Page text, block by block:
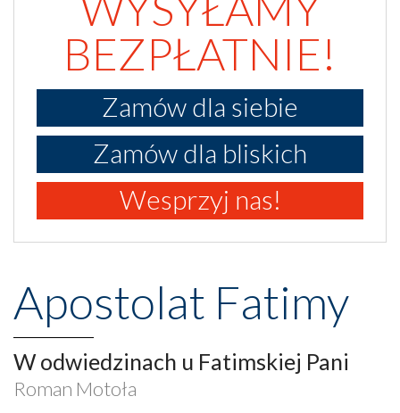
BEZPŁATNIE!
Zamów dla siebie
Zamów dla bliskich
Wesprzyj nas!
Apostolat Fatimy
W odwiedzinach u Fatimskiej Pani
Roman Motoła